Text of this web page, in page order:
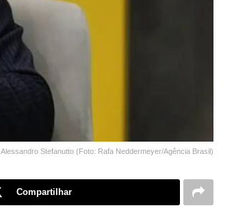
Alessandro Stefanutto (Foto: Rafa Neddermeyer/Agência Brasil)
Compartilhar